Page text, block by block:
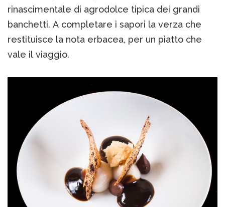
rinascimentale di agrodolce tipica dei grandi
banchetti. A completare i sapori la verza che
restituisce la nota erbacea, per un piatto che
vale il viaggio.